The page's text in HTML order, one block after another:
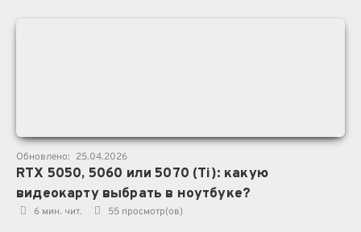
Обновлено: 25.04.2026
RTX 5050, 5060 или 5070 (Ti): какую
видеокарту выбрать в ноутбуке?
6 мин. чит. 55 просмотр(ов)